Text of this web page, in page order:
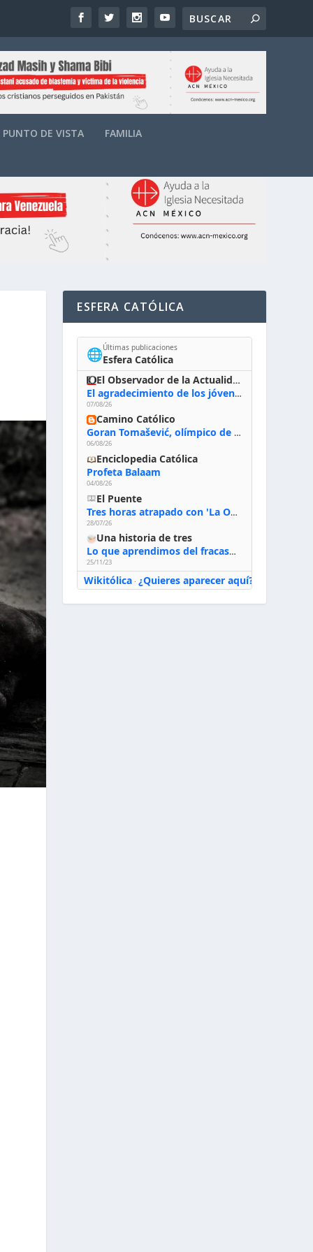
PUNTO DE VISTA FAMILIA
ESFERA CATÓLICA
🌐Últimas publicaciones
Esfera Católica
El Observador de la Actualidad
El agradecimiento de los jóvenes al Papa: «Hoy nos sentimos Iglesia»
07/08/26
Camino Católico
Goran Tomašević, olímpico de waterpolo: «Al terminar el Camino de Santiago entregué mi vida a Cristo; hablé con Dios y le dije: ‘Estoy listo; estoy a tu servicio. Puedo llevar lo que sea necesario para ti’»
06/08/26
Enciclopedia Católica
Profeta Balaam
04/08/26
El Puente
Tres horas atrapado con 'La Odisea' de Nolan
28/07/26
Una historia de tres
Lo que aprendimos del fracaso al emprender
25/11/23
Wikitólica· ¿Quieres aparecer aquí?